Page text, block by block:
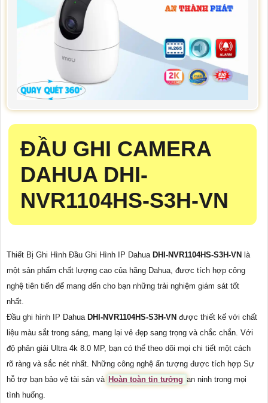
ĐẦU GHI CAMERA
DAHUA DHI-
NVR1104HS-S3H-VN
Thiết Bị Ghi Hình Đầu Ghi Hình IP Dahua DHI-NVR1104HS-S3H-VN là
một sản phẩm chất lượng cao của hãng Dahua, được tích hợp công
nghệ tiên tiến để mang đến cho bạn những trải nghiệm giám sát tốt
nhất.
Đầu ghi hình IP Dahua DHI-NVR1104HS-S3H-VN được thiết kế với chất
liệu màu sắt trong sáng, mang lại vẻ đẹp sang trọng và chắc chắn. Với
độ phân giải Ultra 4k 8.0 MP, bạn có thể theo dõi mọi chi tiết một cách
rõ ràng và sắc nét nhất. Những công nghệ ấn tượng được tích hợp Sự
hỗ trợ bạn bảo vệ tài sản và Hoàn toàn tin tưởng an ninh trong mọi
tình huống.